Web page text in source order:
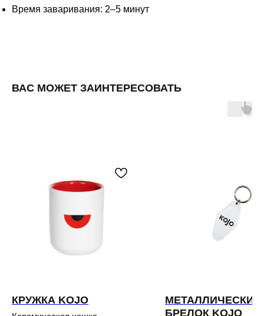
Время заваривания: 2–5 минут
ВАС МОЖЕТ ЗАИНТЕРЕСОВАТЬ
КРУЖКА KOJO
МЕТАЛЛИЧЕСКИЙ
БРЕЛОК KOJO
Публичная оферта
ОПТОВЫМ КЛИЕНТАМ
info@kojocoffee.ru